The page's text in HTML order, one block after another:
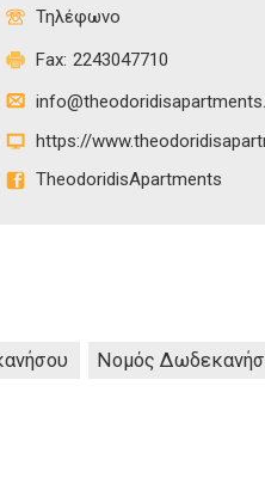
Τηλέφωνο
Fax: 2243047710
https://
TheodoridisApartments
Νομός